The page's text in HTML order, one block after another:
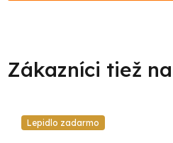
Lepidlo zadarmo